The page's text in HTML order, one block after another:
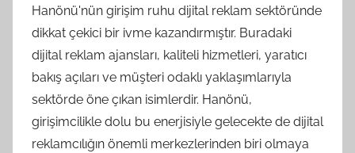
Hanönü'nün girişim ruhu dijital reklam sektöründe
dikkat çekici bir ivme kazandırmıştır. Buradaki
dijital reklam ajansları, kaliteli hizmetleri, yaratıcı
bakış açıları ve müşteri odaklı yaklaşımlarıyla
sektörde öne çıkan isimlerdir. Hanönü,
girişimcilikle dolu bu enerjisiyle gelecekte de dijital
reklamcılığın önemli merkezlerinden biri olmaya